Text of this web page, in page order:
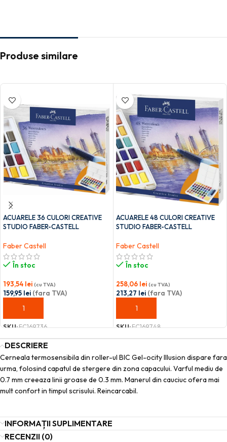
Produse similare
ACUARELE 36 CULORI CREATIVE
STUDIO FABER-CASTELL
Faber Castell
În stoc
193,54 lei (cu TVA)
159,95 lei (fara TVA)
ADAUGĂ ÎN COȘ
SKU:FC169736
ACUARELE 48 CULORI CREATIVE
STUDIO FABER-CASTELL
Faber Castell
În stoc
258,06 lei (cu TVA)
213,27 lei (fara TVA)
ADAUGĂ ÎN COȘ
SKU:FC169748
DESCRIERE
Cerneala termosensibila din roller-ul BIC Gel-ocity Illusion dispare fara
urma, folosind capatul de stergere din zona capacului. Varful mediu de
0.7 mm creeaza linii groase de 0.3 mm. Manerul din cauciuc ofera mai
mult confort in timpul scrisului. Reincarcabil.
INFORMAȚII SUPLIMENTARE
RECENZII (0)